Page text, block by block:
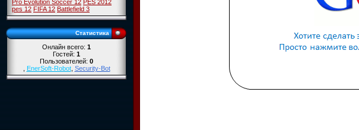
Pro Evolution Soccer 12 PES 2012
pes 12 FIFA 12 Battlefield 3
Статистика
Онлайн всего:1
Гостей:1
Пользователей:0
,EnerSoft-Robot,Security-Bot